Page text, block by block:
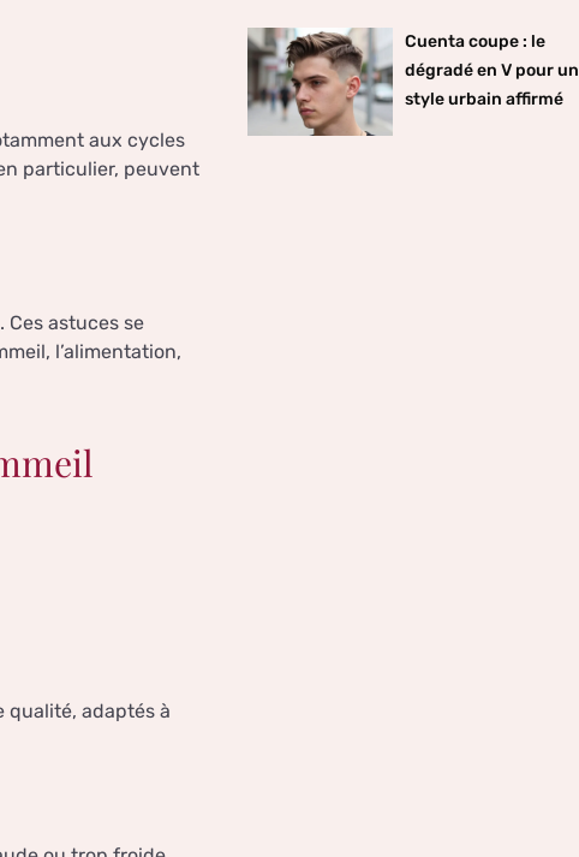
aux cycles
particulier, peuvent
Ces astuces se
l’alimentation,
qualité, adaptés à
Cuenta coupe : le
dégradé en V pour un
style urbain affirmé